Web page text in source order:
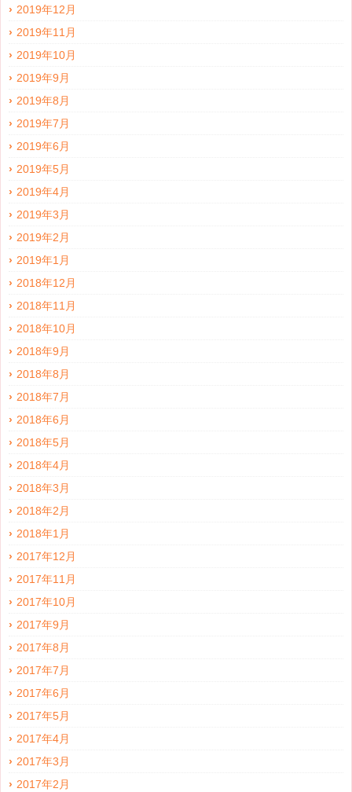
2019年12月
2019年11月
2019年10月
2019年9月
2019年8月
2019年7月
2019年6月
2019年5月
2019年4月
2019年3月
2019年2月
2019年1月
2018年12月
2018年11月
2018年10月
2018年9月
2018年8月
2018年7月
2018年6月
2018年5月
2018年4月
2018年3月
2018年2月
2018年1月
2017年12月
2017年11月
2017年10月
2017年9月
2017年8月
2017年7月
2017年6月
2017年5月
2017年4月
2017年3月
2017年2月